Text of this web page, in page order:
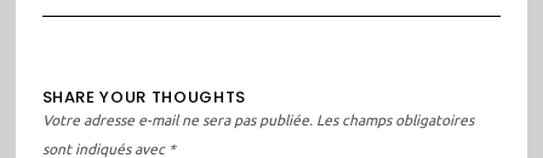
SHARE YOUR THOUGHTS
Votre adresse e-mail ne sera pas publiée. Les champs obligatoires
sont indiqués avec *